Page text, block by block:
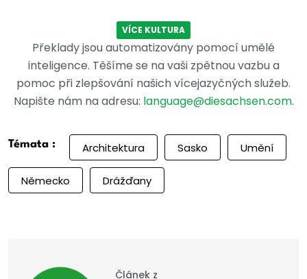
VÍCE KULTURA
Překlady jsou automatizovány pomocí umělé
inteligence. Těšíme se na vaši zpětnou vazbu a
pomoc při zlepšování našich vícejazyčných služeb.
Napište nám na adresu: language@diesachsen.com.
Témata : Architektura Sasko Umění
Německo Drážďany
Článek z